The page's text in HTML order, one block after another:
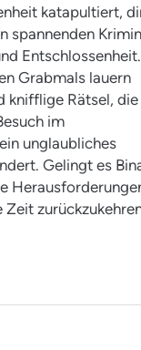
katapultiert,
spannenden
Grabmals lauern
knifflige Rätsel, die
im
unglaubliches
Gelingt es